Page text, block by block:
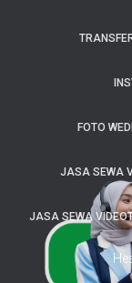
FOTO
JASA SEWA
JASA SEWA